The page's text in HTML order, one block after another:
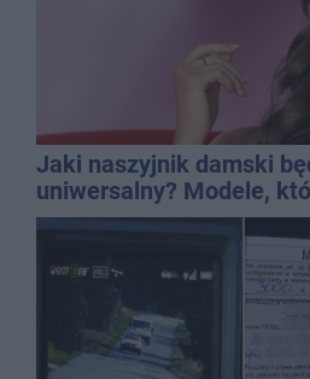
Jaki naszyjnik damski
uniwersalny? Modele,
wielu stylizacji